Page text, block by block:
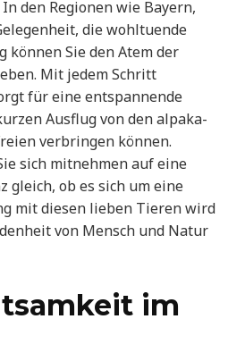
den Regionen wie Bayern,
die wohltuende
können Sie den Atem der
Mit jedem Schritt
für eine entspannende
Ausflug von den alpaka-
verbringen können.
sich mitnehmen auf eine
gleich, ob es sich um eine
mit diesen lieben Tieren wird
von Mensch und Natur
im